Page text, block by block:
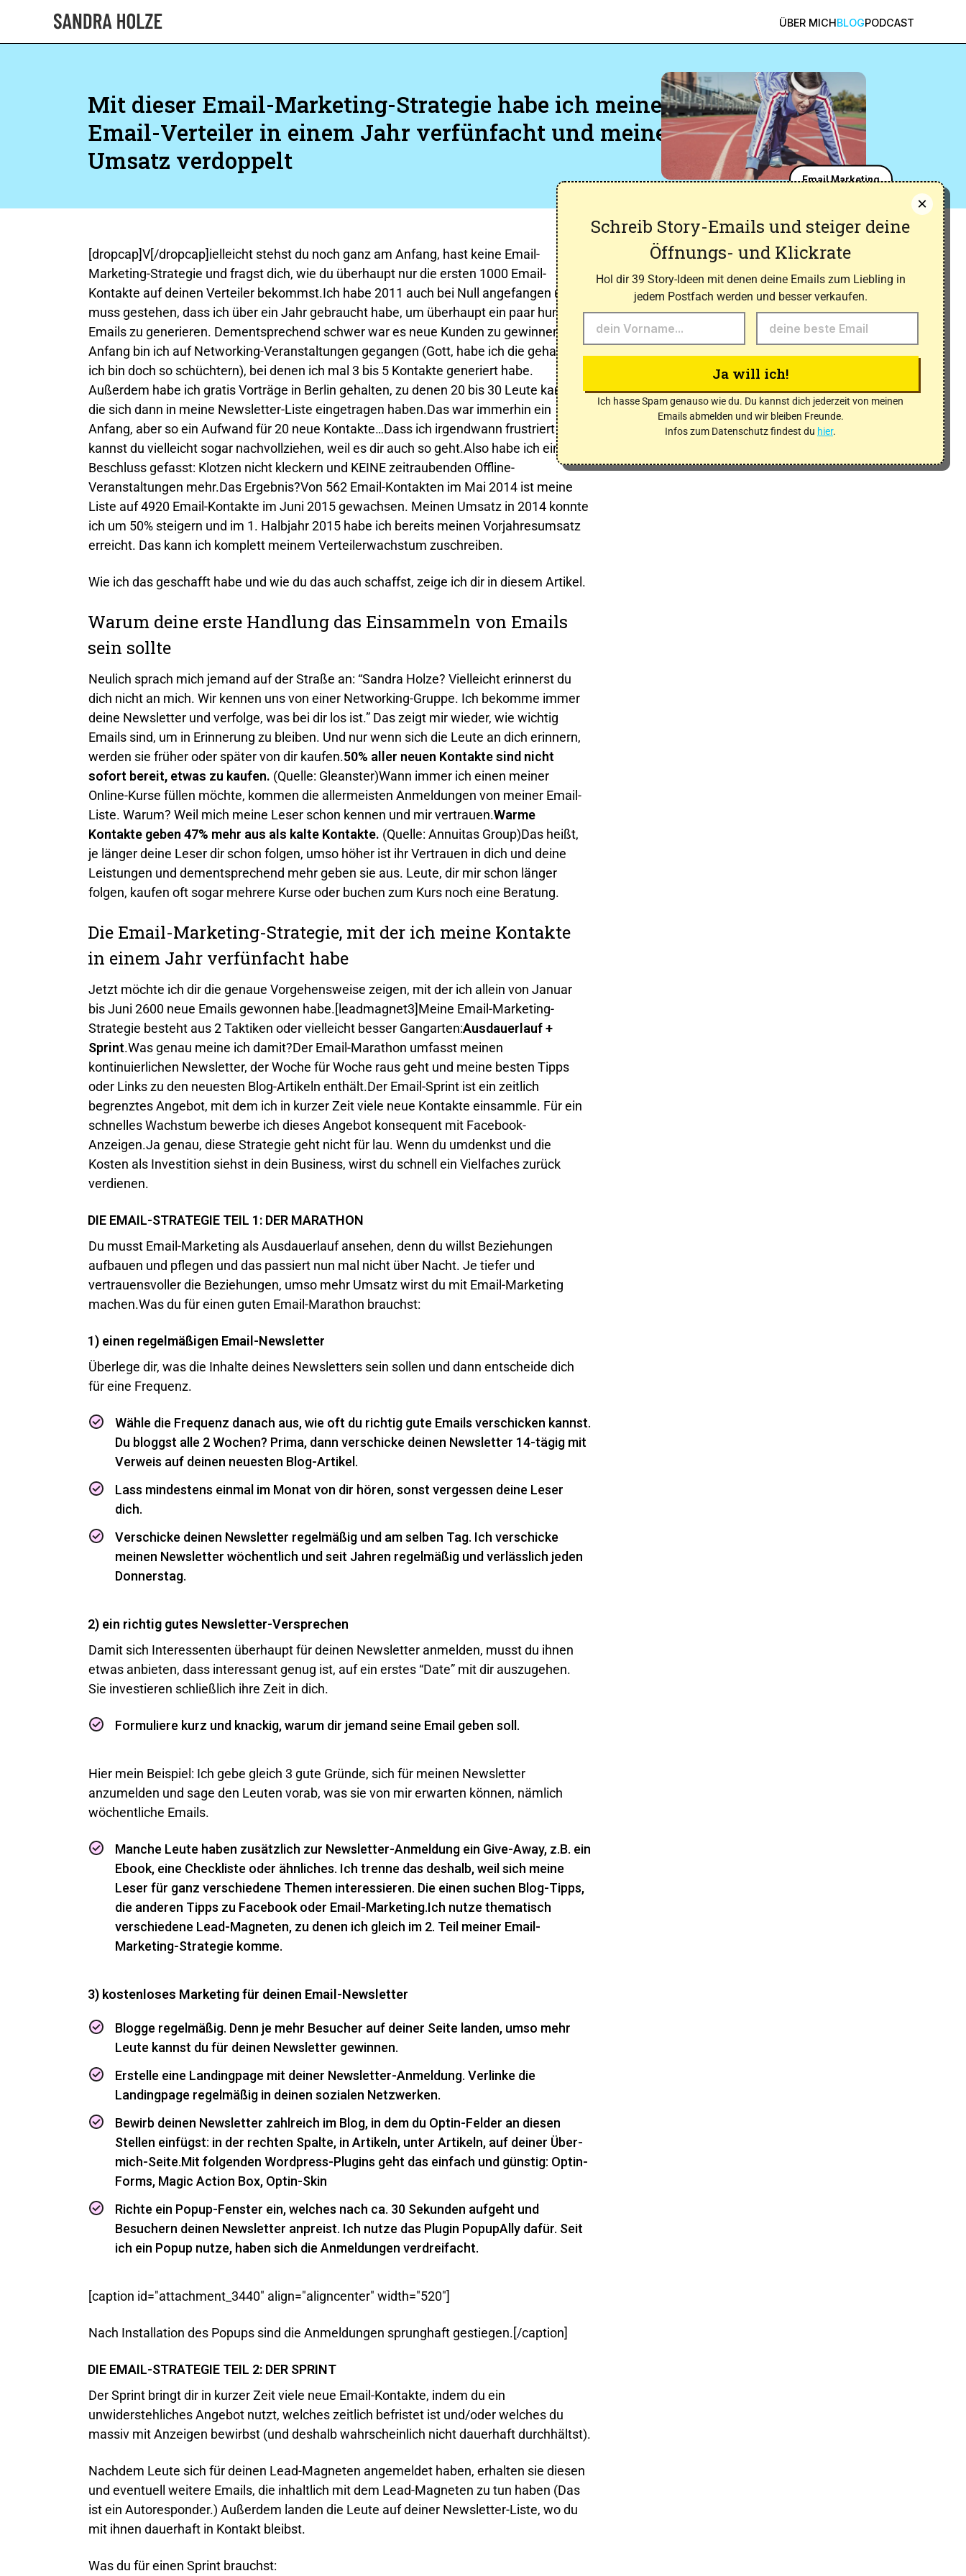
ÜBER MICHBLOGPODCAST
Mit dieser Email-Marketing-Strategie habe ich meinen
Email-Verteiler in einem Jahr verfünfacht und meinen
Umsatz verdoppelt
Email Marketing
[dropcap]V[/dropcap]ielleicht stehst du noch ganz am Anfang, hast keine Email-
Marketing-Strategie und fragst dich, wie du überhaupt nur die ersten 1000 Email-
Kontakte auf deinen Verteiler bekommst.Ich habe 2011 auch bei Null angefangen und
muss gestehen, dass ich über ein Jahr gebraucht habe, um überhaupt ein paar hundert
Emails zu generieren. Dementsprechend schwer war es neue Kunden zu gewinnen.Am
Anfang bin ich auf Networking-Veranstaltungen gegangen (Gott, habe ich die gehasst -
ich bin doch so schüchtern), bei denen ich mal 3 bis 5 Kontakte generiert habe.
Außerdem habe ich gratis Vorträge in Berlin gehalten, zu denen 20 bis 30 Leute kamen,
die sich dann in meine Newsletter-Liste eingetragen haben.Das war immerhin ein
Anfang, aber so ein Aufwand für 20 neue Kontakte…Dass ich irgendwann frustriert war,
kannst du vielleicht sogar nachvollziehen, weil es dir auch so geht.Also habe ich einen
Beschluss gefasst: Klotzen nicht kleckern und KEINE zeitraubenden Offline-
Veranstaltungen mehr.Das Ergebnis?Von 562 Email-Kontakten im Mai 2014 ist meine
Liste auf 4920 Email-Kontakte im Juni 2015 gewachsen. Meinen Umsatz in 2014 konnte
ich um 50% steigern und im 1. Halbjahr 2015 habe ich bereits meinen Vorjahresumsatz
erreicht. Das kann ich komplett meinem Verteilerwachstum zuschreiben.
Wie ich das geschafft habe und wie du das auch schaffst, zeige ich dir in diesem Artikel.
Warum deine erste Handlung das Einsammeln von Emails
sein sollte
Neulich sprach mich jemand auf der Straße an: “Sandra Holze? Vielleicht erinnerst du
dich nicht an mich. Wir kennen uns von einer Networking-Gruppe. Ich bekomme immer
deine Newsletter und verfolge, was bei dir los ist.” Das zeigt mir wieder, wie wichtig
Emails sind, um in Erinnerung zu bleiben. Und nur wenn sich die Leute an dich erinnern,
werden sie früher oder später von dir kaufen.50% aller neuen Kontakte sind nicht
sofort bereit, etwas zu kaufen. (Quelle: Gleanster)Wann immer ich einen meiner
Online-Kurse füllen möchte, kommen die allermeisten Anmeldungen von meiner Email-
Liste. Warum? Weil mich meine Leser schon kennen und mir vertrauen.Warme
Kontakte geben 47% mehr aus als kalte Kontakte. (Quelle: Annuitas Group)Das heißt,
je länger deine Leser dir schon folgen, umso höher ist ihr Vertrauen in dich und deine
Leistungen und dementsprechend mehr geben sie aus. Leute, dir mir schon länger
folgen, kaufen oft sogar mehrere Kurse oder buchen zum Kurs noch eine Beratung.
Die Email-Marketing-Strategie, mit der ich meine Kontakte
in einem Jahr verfünfacht habe
Jetzt möchte ich dir die genaue Vorgehensweise zeigen, mit der ich allein von Januar
bis Juni 2600 neue Emails gewonnen habe.[leadmagnet3]Meine Email-Marketing-
Strategie besteht aus 2 Taktiken oder vielleicht besser Gangarten:Ausdauerlauf +
Sprint.Was genau meine ich damit?Der Email-Marathon umfasst meinen
kontinuierlichen Newsletter, der Woche für Woche raus geht und meine besten Tipps
oder Links zu den neuesten Blog-Artikeln enthält.Der Email-Sprint ist ein zeitlich
begrenztes Angebot, mit dem ich in kurzer Zeit viele neue Kontakte einsammle. Für ein
schnelles Wachstum bewerbe ich dieses Angebot konsequent mit Facebook-
Anzeigen.Ja genau, diese Strategie geht nicht für lau. Wenn du umdenkst und die
Kosten als Investition siehst in dein Business, wirst du schnell ein Vielfaches zurück
verdienen.
DIE EMAIL-STRATEGIE TEIL 1: DER MARATHON
Du musst Email-Marketing als Ausdauerlauf ansehen, denn du willst Beziehungen
aufbauen und pflegen und das passiert nun mal nicht über Nacht. Je tiefer und
vertrauensvoller die Beziehungen, umso mehr Umsatz wirst du mit Email-Marketing
machen.Was du für einen guten Email-Marathon brauchst:
1) einen regelmäßigen Email-Newsletter
Überlege dir, was die Inhalte deines Newsletters sein sollen und dann entscheide dich
für eine Frequenz.
Wähle die Frequenz danach aus, wie oft du richtig gute Emails verschicken kannst.
Du bloggst alle 2 Wochen? Prima, dann verschicke deinen Newsletter 14-tägig mit
Verweis auf deinen neuesten Blog-Artikel.
Lass mindestens einmal im Monat von dir hören, sonst vergessen deine Leser
dich.
Verschicke deinen Newsletter regelmäßig und am selben Tag. Ich verschicke
meinen Newsletter wöchentlich und seit Jahren regelmäßig und verlässlich jeden
Donnerstag.
2) ein richtig gutes Newsletter-Versprechen
Damit sich Interessenten überhaupt für deinen Newsletter anmelden, musst du ihnen
etwas anbieten, dass interessant genug ist, auf ein erstes “Date” mit dir auszugehen.
Sie investieren schließlich ihre Zeit in dich.
Formuliere kurz und knackig, warum dir jemand seine Email geben soll.
Hier mein Beispiel: Ich gebe gleich 3 gute Gründe, sich für meinen Newsletter
anzumelden und sage den Leuten vorab, was sie von mir erwarten können, nämlich
wöchentliche Emails.
Manche Leute haben zusätzlich zur Newsletter-Anmeldung ein Give-Away, z.B. ein
Ebook, eine Checkliste oder ähnliches. Ich trenne das deshalb, weil sich meine
Leser für ganz verschiedene Themen interessieren. Die einen suchen Blog-Tipps,
die anderen Tipps zu Facebook oder Email-Marketing.Ich nutze thematisch
verschiedene Lead-Magneten, zu denen ich gleich im 2. Teil meiner Email-
Marketing-Strategie komme.
3) kostenloses Marketing für deinen Email-Newsletter
Blogge regelmäßig. Denn je mehr Besucher auf deiner Seite landen, umso mehr
Leute kannst du für deinen Newsletter gewinnen.
Erstelle eine Landingpage mit deiner Newsletter-Anmeldung. Verlinke die
Landingpage regelmäßig in deinen sozialen Netzwerken.
Bewirb deinen Newsletter zahlreich im Blog, in dem du Optin-Felder an diesen
Stellen einfügst: in der rechten Spalte, in Artikeln, unter Artikeln, auf deiner Über-
mich-Seite.Mit folgenden Wordpress-Plugins geht das einfach und günstig: Optin-
Forms, Magic Action Box, Optin-Skin
Richte ein Popup-Fenster ein, welches nach ca. 30 Sekunden aufgeht und
Besuchern deinen Newsletter anpreist. Ich nutze das Plugin PopupAlly dafür. Seit
ich ein Popup nutze, haben sich die Anmeldungen verdreifacht.
[caption id="attachment_3440" align="aligncenter" width="520"]
Nach Installation des Popups sind die Anmeldungen sprunghaft gestiegen.[/caption]
DIE EMAIL-STRATEGIE TEIL 2: DER SPRINT
Der Sprint bringt dir in kurzer Zeit viele neue Email-Kontakte, indem du ein
unwiderstehliches Angebot nutzt, welches zeitlich befristet ist und/oder welches du
massiv mit Anzeigen bewirbst (und deshalb wahrscheinlich nicht dauerhaft durchhältst).
Nachdem Leute sich für deinen Lead-Magneten angemeldet haben, erhalten sie diesen
und eventuell weitere Emails, die inhaltlich mit dem Lead-Magneten zu tun haben (Das
ist ein Autoresponder.) Außerdem landen die Leute auf deiner Newsletter-Liste, wo du
mit ihnen dauerhaft in Kontakt bleibst.
Was du für einen Sprint brauchst:
×
Schreib Story-Emails und steiger deine
Öffnungs- und Klickrate
Hol dir 39 Story-Ideen mit denen deine Emails zum Liebling in
jedem Postfach werden und besser verkaufen.
Ja will ich!
Ich hasse Spam genauso wie du. Du kannst dich jederzeit von meinen
Emails abmelden und wir bleiben Freunde.
Infos zum Datenschutz findest du hier.